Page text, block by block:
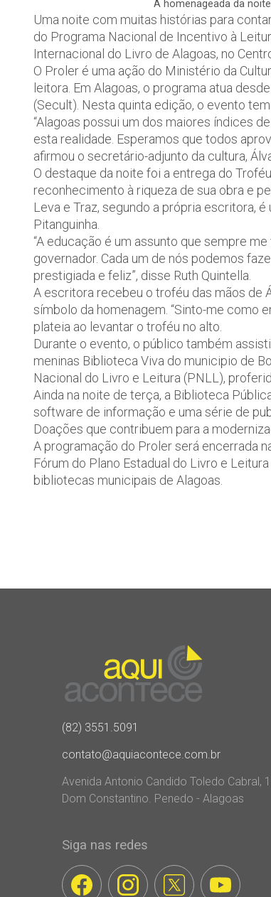
A homenageada da
Uma noite com muitas histórias para
do Programa Nacional de Incentivo à
Internacional do Livro de Alagoas, no
O Proler é uma ação do Ministério da
leitora. Em Alagoas, o programa atua
(Secult). Nesta quinta edição, o evento
“Alagoas possui um dos maiores índices
esta realidade. Esperamos que todos
afirmou o secretário-adjunto da cultura,
O destaque da noite foi a entrega do
reconhecimento à riqueza de sua obra e
Leva e Traz, segundo a própria escritora,
Pitanguinha.
“A educação é um assunto que sempre
governador. Cada um de nós podemos
prestigiada e feliz”, disse Ruth Quintella.
A escritora recebeu o troféu das mãos de
símbolo da homenagem. “Sinto-me como
plateia ao levantar o troféu no alto.
Durante o evento, o público também
meninas Biblioteca Viva do municipio de
Nacional do Livro e Leitura (PNLL),
Ainda na noite de terça, a Biblioteca
software de informação e uma série de
Doações que contribuem para a
A programação do Proler será encerrada
Fórum do Plano Estadual do Livro e
bibliotecas municipais de Alagoas.
(82) 3551.5091
contato@aquiacontece.com.br
Avenida Antonio Candido Toledo Cabral,
Dom Constantino. Penedo - Alagoas
Siga nas redes